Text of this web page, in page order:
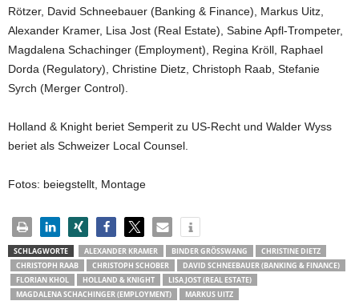
Rötzer, David Schneebauer (Banking & Finance), Markus Uitz,
Alexander Kramer, Lisa Jost (Real Estate), Sabine Apfl-Trompeter,
Magdalena Schachinger (Employment), Regina Kröll, Raphael
Dorda (Regulatory), Christine Dietz, Christoph Raab, Stefanie
Syrch (Merger Control).
Holland & Knight beriet Semperit zu US-Recht und Walder Wyss
beriet als Schweizer Local Counsel.
Fotos: beiegstellt, Montage
SCHLAGWORTE ALEXANDER KRAMER BINDER GRÖSSWANG
CHRISTINE DIETZ
CHRISTOPH RAAB
CHRISTOPH SCHOBER
DAVID SCHNEEBAUER (BANKING & FINANCE)
FLORIAN KHOL
HOLLAND & KNIGHT
LISA JOST (REAL ESTATE)
MAGDALENA SCHACHINGER (EMPLOYMENT)
MARKUS UITZ